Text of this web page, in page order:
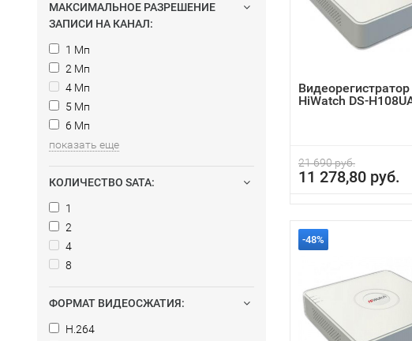
МАКСИМАЛЬНОЕ РАЗРЕШЕНИЕ
ЗАПИСИ НА КАНАЛ:
1 Мп
2 Мп
4 Мп
5 Мп
6 Мп
показать еще
КОЛИЧЕСТВО SATA:
1
2
4
8
ФОРМАТ ВИДЕОСЖАТИЯ:
H.264
Видеорегистратор
HiWatch DS-
21 690 руб.
11 278,80 руб.
-48%